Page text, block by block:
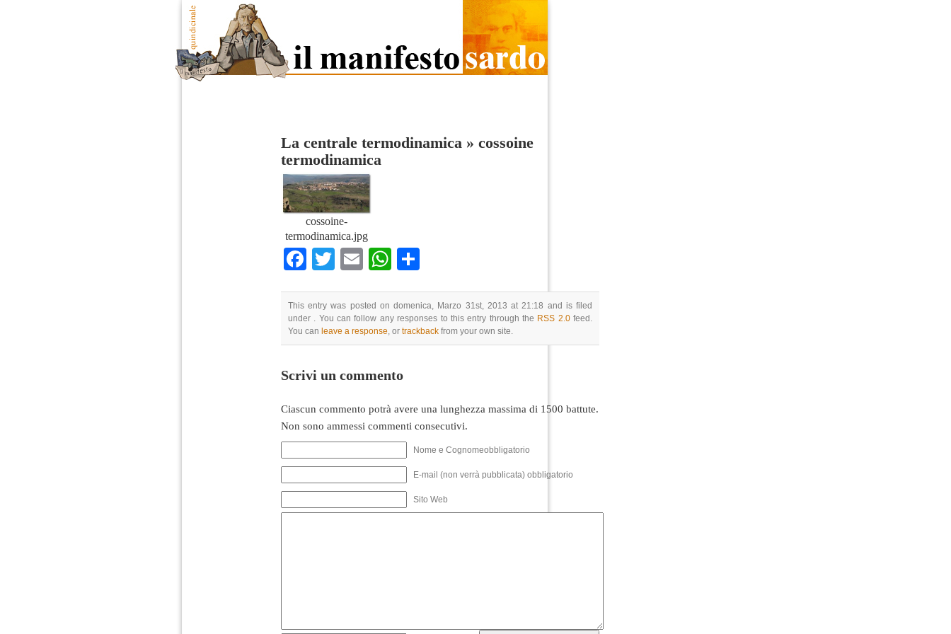
La centrale termodinamica » cossoine
termodinamica
cossoine-
termodinamica.jpg
Facebook
TwitterEmailWhatsApp
This entry was posted on domenica, Marzo 31st, 2013 at 21:18 and is filed
under . You can follow any responses to this entry through the RSS 2.0feed.
You can leave a response, or trackback from your own site.
Scrivi un commento
Ciascun commento potrà avere una lunghezza massima di 1500 battute.
Non sono ammessi commenti consecutivi.
Nome e Cognomeobbligatorio
E-mail (non verrà pubblicata) obbligatorio
Sito Web